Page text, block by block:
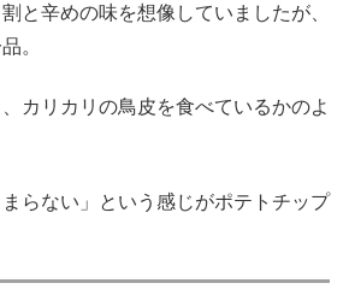
と辛めの味を想像していましたが、
。
カリカリの鳥皮を食べているかのよ
まらない」という感じがポテトチップ